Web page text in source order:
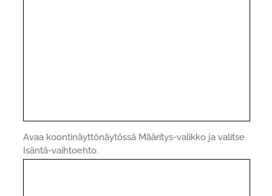
Avaa koontinäyttönäytössä Määritys-valikko ja valitse
Isäntä-vaihtoehto.